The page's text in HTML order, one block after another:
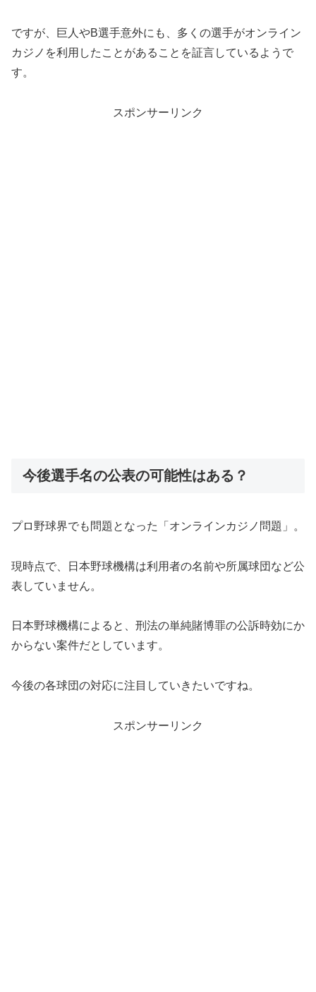
ですが、巨人やB選手意外にも、多くの選手がオンライン
カジノを利用したことがあることを証言しているようで
す。
スポンサーリンク
今後選手名の公表の可能性はある？
プロ野球界でも問題となった「オンラインカジノ問題」。
現時点で、日本野球機構は利用者の名前や所属球団など公
表していません。
日本野球機構によると、刑法の単純賭博罪の公訴時効にか
からない案件だとしています。
今後の各球団の対応に注目していきたいですね。
スポンサーリンク